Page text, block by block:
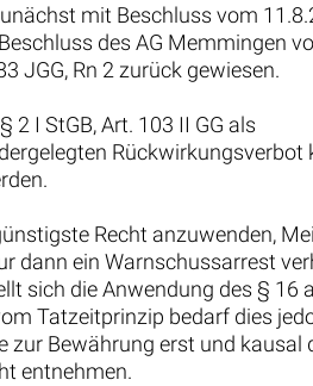
mit Beschluss vom
des AG Memmingen
JGG, Rn 2 zurück gewiesen.
2 I StGB, Art. 103 II GG als
Rückwirkungsverbot
Recht anzuwenden,
dann ein Warnschussarrest
sich die Anwendung des §
Tatzeitprinzip bedarf dies
Bewährung erst und
entnehmen.